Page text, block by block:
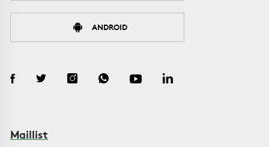
ANDROID
Maillist